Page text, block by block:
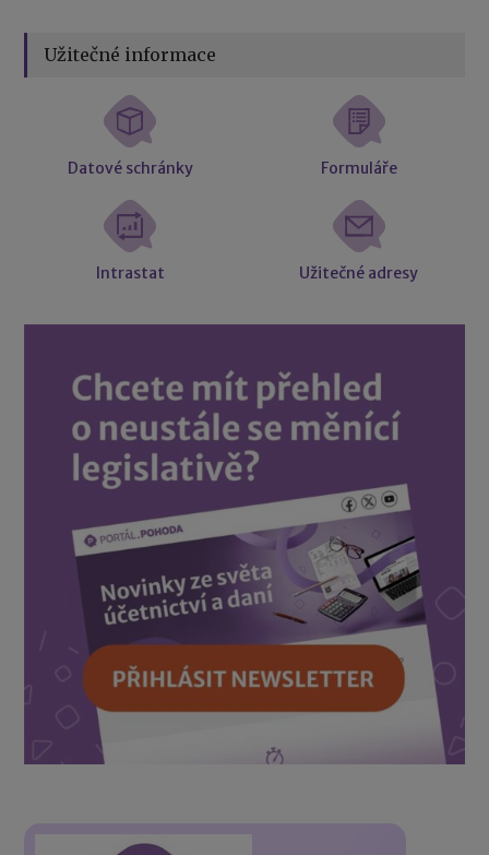
Užitečné informace
Datové schránky Formuláře
Intrastat Užitečné adresy